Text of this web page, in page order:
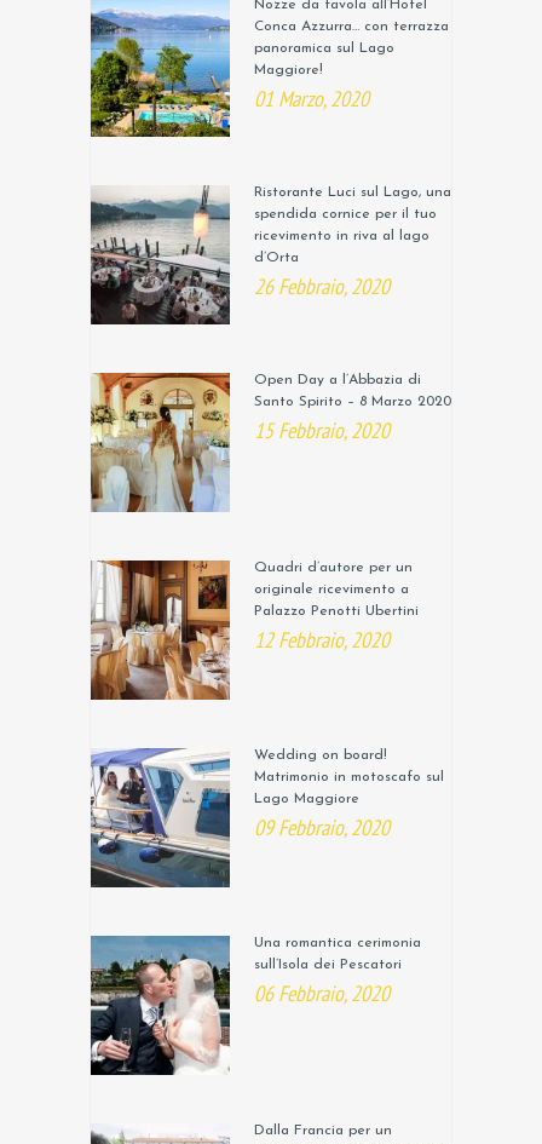
Nozze da favola all’Hotel
Conca Azzurra… con terrazza
panoramica sul Lago
Maggiore!
01 Marzo, 2020
Ristorante Luci sul Lago, una
spendida cornice per il tuo
ricevimento in riva al lago
d’Orta
26 Febbraio, 2020
Open Day a l’Abbazia di
Santo Spirito – 8 Marzo 2020
15 Febbraio, 2020
Quadri d’autore per un
originale ricevimento a
Palazzo Penotti Ubertini
12 Febbraio, 2020
Wedding on board!
Matrimonio in motoscafo sul
Lago Maggiore
09 Febbraio, 2020
Una romantica cerimonia
sull’Isola dei Pescatori
06 Febbraio, 2020
Dalla Francia per un